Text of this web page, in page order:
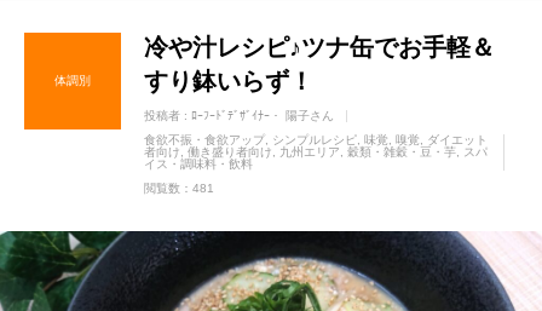
体調別
冷や汁レシピ♪ツナ缶でお手軽＆
すり鉢いらず！
投稿者 : ﾛｰﾌｰﾄﾞﾃﾞｻﾞｲﾅｰ・ 陽子さん
食欲不振・食欲アップ
シンプルレシピ 味覚 嗅覚
ダイエット
者向け
働き盛り者向け 九州エリア 穀類・雑穀・豆・芋
スパ
イス・調味料・飲料
閲覧数：481